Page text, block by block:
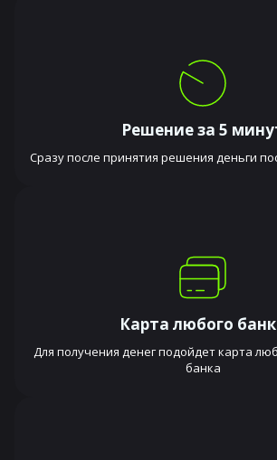
Решение за 5
Сразу после принятия решения деньги
Карта любого
Для получения денег подойдет карта
банка